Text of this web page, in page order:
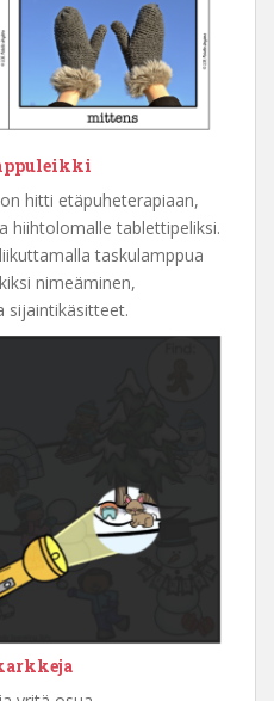
hitti etäpuheterapiaan,
hiihtolomalle tablettipeliksi.
taskulamppua
nimeäminen,
sijaintikäsitteet.